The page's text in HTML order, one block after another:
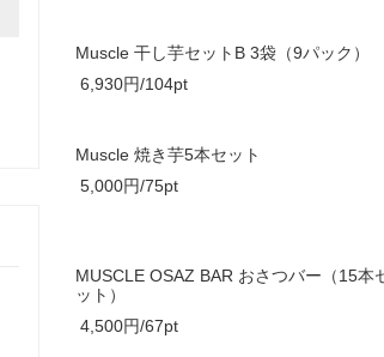
Muscle 干し芋セットB 3袋（9パック）
6,930円/104pt
Muscle 焼き芋5本セット
5,000円/75pt
MUSCLE OSAZ BAR おさつバー（15本
ット）
4,500円/67pt